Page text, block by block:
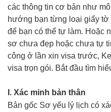
các thông tin cơ bản như
hướng bạn từng loại giấy
để bạn có thể tự làm. Hoặc
sơ chưa đẹp hoặc chưa tự
công ở lần xin visa trước,
visa trọn gói. Bắt đầu tìm
I. Xác minh bản thân
Bản gốc Sơ yếu lý lịch có